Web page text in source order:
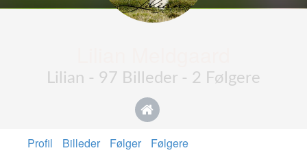
Lilian - 97 Billeder - 2 Følgere
Profil Billeder Følger Følgere